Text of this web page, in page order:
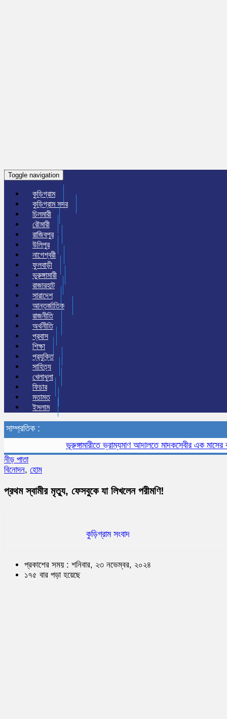
Toggle navigation
কুড়িগ্রাম
কুড়িগ্রাম সদর
চিলমারী
রৌমারী
রাজিবপুর
উলিপুর
নাগেশ্বরী
ফুলবাড়ী
ভুরুঙ্গামারী
রাজারহাট
সারাদেশ
আন্তর্জাতিক
রাজনীতি
অর্থনীতি
প্রবাস
শিক্ষা
প্রযুক্তি
সাহিত্য
খেলাধুলা
ফিচার
মতামত
ইসলাম
সাম্প্রতিক :
ভূরুঙ্গামারীতে ভ্রাম্যমাণ আদালতে মাদকসেবীর এক মাসের
নীড় পাতা
বিনোদন, হোম
প্রথম স্বামীর মৃত্যু, ফেসবুকে যা লিখলেন পরীমণি!
কুড়িগ্রাম সংবাদ
প্রকাশের সময় : শনিবার, ২৩ নভেম্বর, ২০২৪
১৭৫ বার পড়া হয়েছে